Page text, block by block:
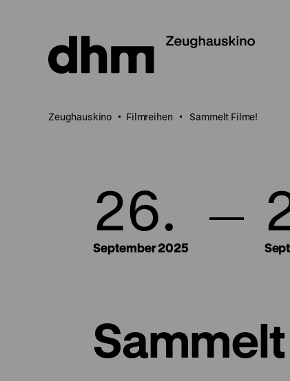
Seiteninhalt
springen
Zeughauskino Filmreihen Sammelt Filme!
26.
September 2025